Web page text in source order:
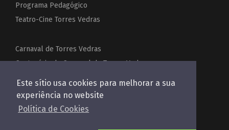
Este sítio usa cookies para melhorar a sua
experiência no website
Política de Cookies
Programa Pedagógico
Teatro-Cine Torres Vedras
Carnaval de Torres Vedras
Centenário do Carnaval de Torres Vedras
Festas de Torres Vedras
Acordeões do Mundo